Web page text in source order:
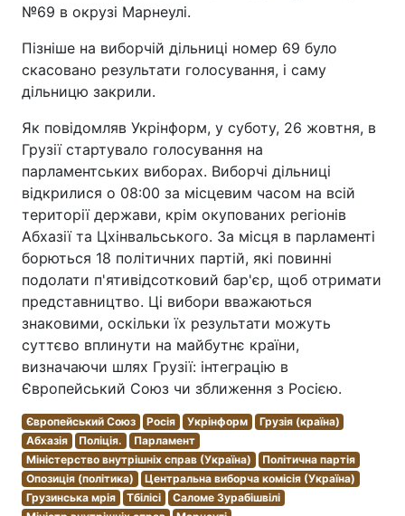
№69 в окрузі Марнеулі.
Пізніше на виборчій дільниці номер 69 було
скасовано результати голосування, і саму
дільницю закрили.
Як повідомляв Укрінформ, у суботу, 26 жовтня, в
Грузії стартувало голосування на
парламентських виборах. Виборчі дільниці
відкрилися о 08:00 за місцевим часом на всій
території держави, крім окупованих регіонів
Абхазії та Цхінвальського. За місця в парламенті
борються 18 політичних партій, які повинні
подолати п'ятивідсотковий бар'єр, щоб отримати
представництво. Ці вибори вважаються
знаковими, оскільки їх результати можуть
суттєво вплинути на майбутнє країни,
визначаючи шлях Грузії: інтеграцію в
Європейський Союз чи зближення з Росією.
Європейський Союз Росія Укрінформ
Грузія (країна)
Абхазія
Поліція.
Парламент
Міністерство внутрішніх справ (Україна)
Політична партія
Опозиція (політика)
Центральна виборча комісія (Україна)
Грузинська мрія
Тбілісі
Саломе Зурабішвілі